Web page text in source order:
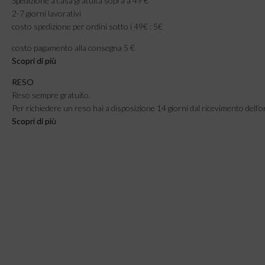
2-7 giorni lavorativi
costo spedizione per ordini sotto i 49€ : 5€
costo pagamento alla consegna 5 €
Scopri di più
RESO
Reso sempre gratuito.
Per richiedere un reso hai a disposizione 14 giorni dal ricevimento
Scopri di più